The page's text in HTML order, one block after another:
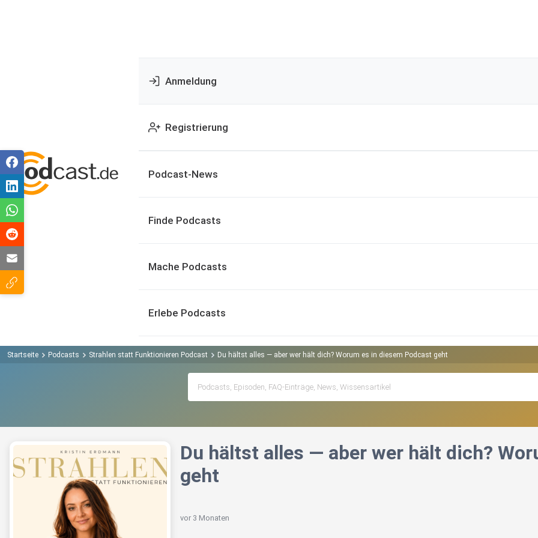
Anmeldung
Registrierung
Podcast-News
Finde Podcasts
Mache Podcasts
Erlebe Podcasts
Startseite Podcasts Strahlen statt Funktionieren Podcast Du hältst alles — aber wer hält dich? Worum es in diesem Podcast geht
Du hältst alles — aber wer hält dich?
geht
vor 3 Monaten